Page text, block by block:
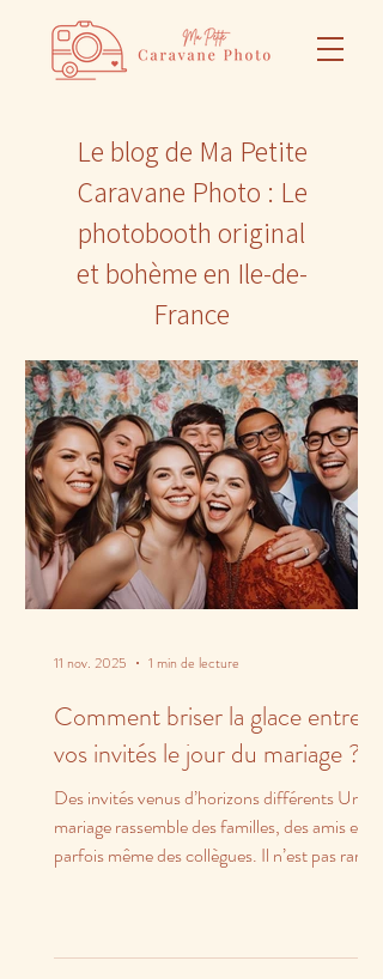
Le blog de Ma Petite
Caravane Photo : Le
photobooth original
et bohème en Ile-de-
France
Comment briser la glace entre
vos invités le jour du mariage ?
Des invités venus d’horizons différents Un
mariage rassemble des familles, des amis et
parfois même des collègues. Il n’est pas rare
11 nov. 2025 1 min de lecture